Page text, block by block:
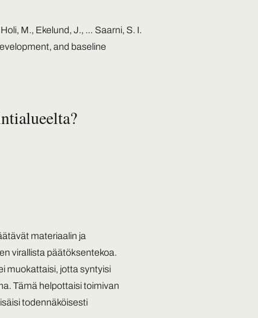
M., Ekelund, J., … Saarni, S. I.
and baseline
materiaalin ja
virallista päätöksentekoa.
muokattaisi, jotta syntyisi
Tämä helpottaisi toimivan
todennäköisesti